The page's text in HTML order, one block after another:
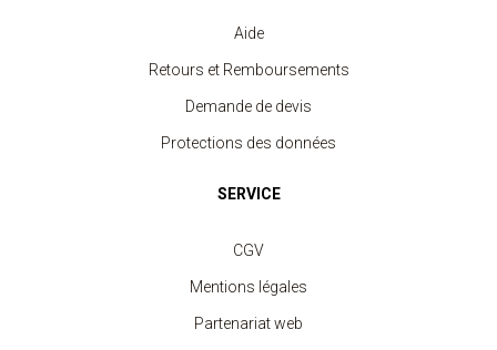
Aide
Retours et Remboursements
Demande de devis
Protections des données
SERVICE
CGV
Mentions légales
Partenariat web